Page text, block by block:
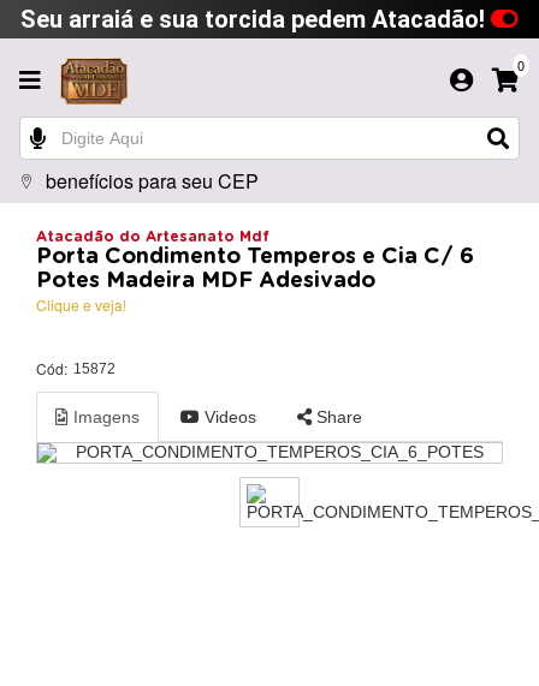
Seu arraiá e sua torcida pedem Atacadão!
0
benefícios para seu CEP
Atacadão do Artesanato Mdf
Porta Condimento Temperos e Cia C/ 6
Potes Madeira MDF Adesivado
Clique e veja!
Cód: 15872
Imagens Videos Share